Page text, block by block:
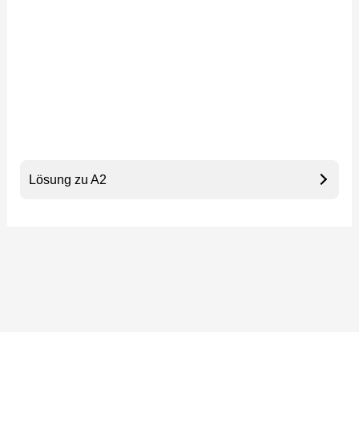
Lösung zu A2